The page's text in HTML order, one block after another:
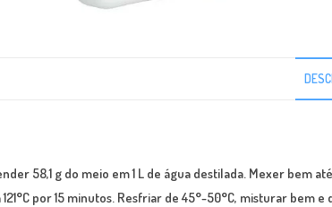
58,1 g do meio em 1 L de água destilada. Mexer
por 15 minutos. Resfriar de 45°-50°C, misturar